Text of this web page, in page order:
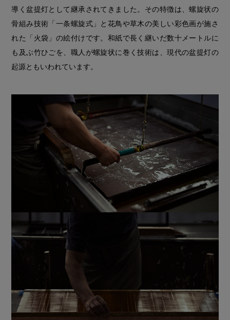
導く盆提灯として継承されてきました。その特徴は、螺旋状の
骨組み技術「一条螺旋式」と花鳥や草木の美しい彩色画が施さ
れた「火袋」の絵付けです。和紙で長く継いだ数十メートルに
も及ぶ竹ひごを、職人が螺旋状に巻く技術は、現代の盆提灯の
起源ともいわれています。